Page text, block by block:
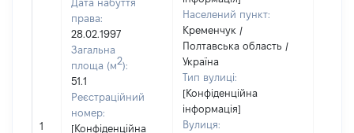
1
Дата набуття
права:
28.02.1997
Загальна
площа (м2):
51.1
Реєстраційний
номер:
[Конфіденційна
Населений пункт:
Кременчук /
Полтавська область /
Україна
Тип вулиці:
[Конфіденційна
інформація]
Вулиця: